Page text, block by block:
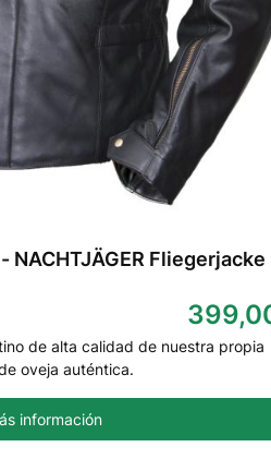
NACHTJÄGER Fliegerjacke
de alta calidad de nuestra propia
oveja auténtica.
información